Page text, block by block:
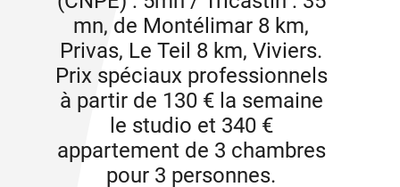
mn, de Montélimar 8 km,
Privas, Le Teil 8 km, Viviers.
Prix spéciaux professionnels
à partir de 130 € la semaine
le studio et 340 €
appartement de 3 chambres
pour 3 personnes.